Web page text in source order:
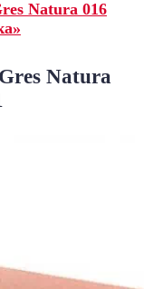
Natura 016
Natura